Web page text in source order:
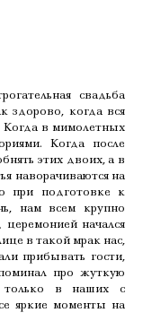
свадьба
здорово, когда вся
Когда в мимолетных
Когда после
этих двоих, а в
наворачиваются на
при подготовке к
нам всем крупно
церемонией начался
в такой мрак нас,
прибывать гости,
про жуткую
только в наших с
яркие моменты на